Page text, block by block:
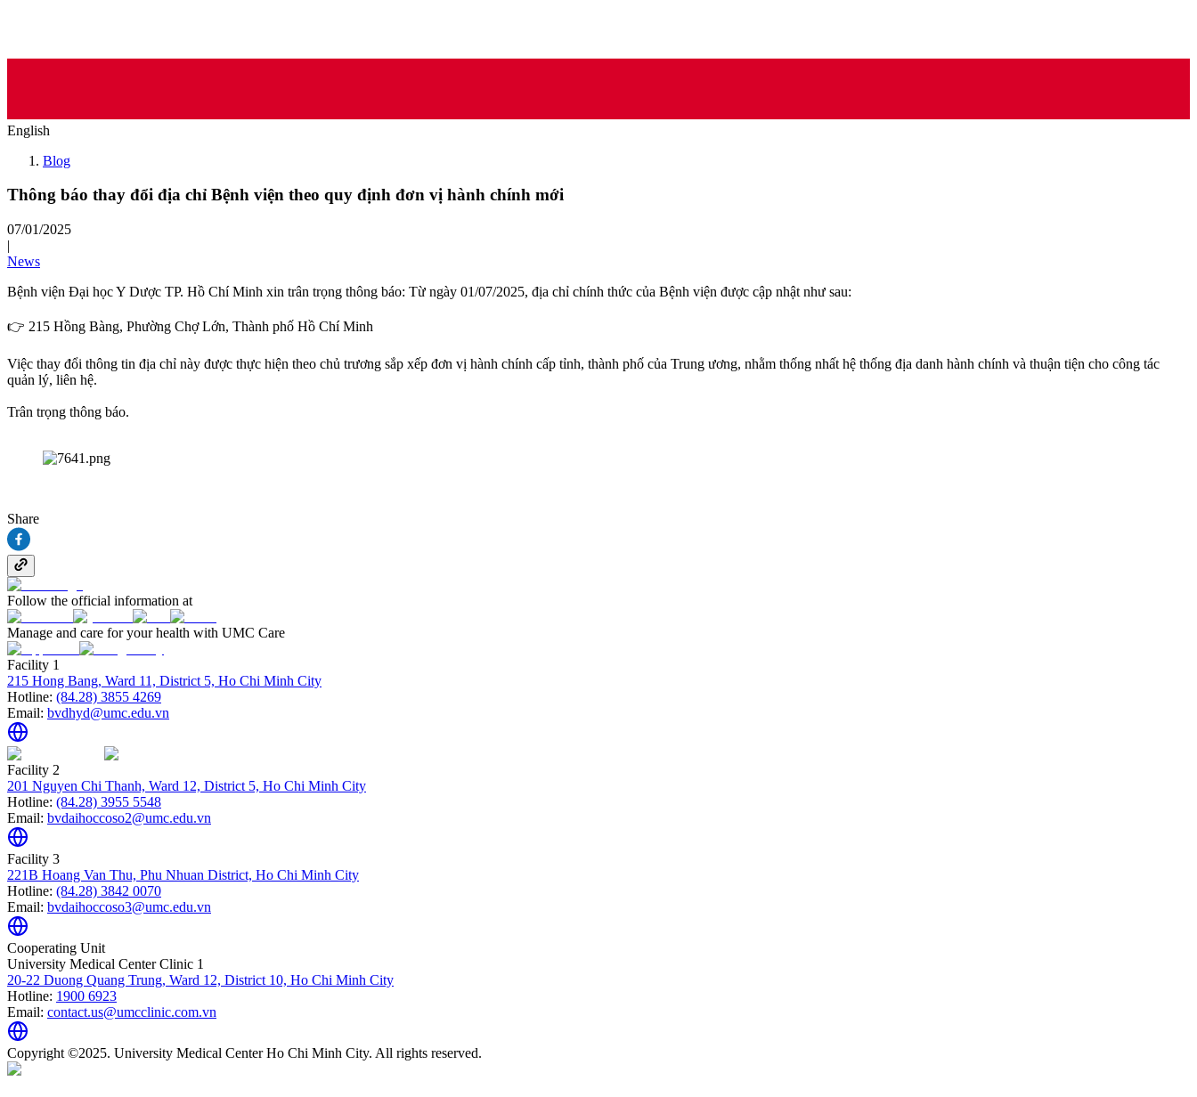
English
Blog
Thông báo thay đổi địa chỉ Bệnh viện theo quy định đơn vị hành chính mới
07/01/2025
|
News
Bệnh viện Đại học Y Dược TP. Hồ Chí Minh xin trân trọng thông báo: Từ ngày 01/07/2025, địa chỉ chính thức của Bệnh viện được cập nhật như sau:
👉 215 Hồng Bàng, Phường Chợ Lớn, Thành phố Hồ Chí Minh
Việc thay đổi thông tin địa chỉ này được thực hiện theo chủ trương sắp xếp đơn vị hành chính cấp tỉnh, thành phố của Trung ương, nhằm thống nhất hệ thống địa danh hành chính và thuận tiện cho công tác
quản lý, liên hệ.
Trân trọng thông báo.
Share
Follow the official information at
Manage and care for your health with UMC Care
Facility 1
215 Hong Bang, Ward 11, District 5, Ho Chi Minh City
Hotline: (84.28) 3855 4269
Email: bvdhyd@umc.edu.vn
Facility 2
201 Nguyen Chi Thanh, Ward 12, District 5, Ho Chi Minh City
Hotline: (84.28) 3955 5548
Email: bvdaihoccoso2@umc.edu.vn
Facility 3
221B Hoang Van Thu, Phu Nhuan District, Ho Chi Minh City
Hotline: (84.28) 3842 0070
Email: bvdaihoccoso3@umc.edu.vn
Cooperating Unit
University Medical Center Clinic 1
20-22 Duong Quang Trung, Ward 12, District 10, Ho Chi Minh City
Hotline: 1900 6923
Email: contact.us@umcclinic.com.vn
Copyright ©2025. University Medical Center Ho Chi Minh City. All rights reserved.